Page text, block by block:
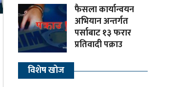
फैसला कार्यान्वयन
अभियान अन्तर्गत
पर्साबाट १३ फरार
प्रतिवादी पक्राउ
विशेष खोज